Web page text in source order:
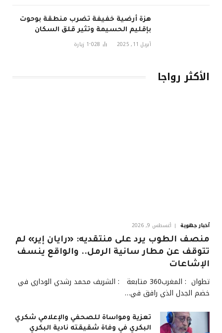
هزة أرضية خفيفة تضرب منطقة بوحوت
بإقليم الحسيمة وتثير قلق السكان
أبريل 11, 2025 1٬028 زيارة
الأكثر رواجا
أخبار جهوية
أغسطس 9, 2026
منصف الطوب يرد على منتقديه: «رايان إير» لم
تتوقف عن مطار سانية الرمل.. والواقع ينسف
الإشاعات
تطوان : المغرب360 متابعة : الشريف محمد رشدي الوداري في
خضم الجدل الذي رافق في…
تعزية ومواساة للصحفي والإعلامي شكري
البكري في وفاة شقيقته نادية البكري